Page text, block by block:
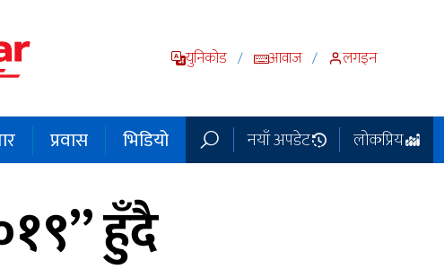
युनिकोड / आवाज / लगइन
प्रवास भिडियो नयाँ अपडेट लोकप्रिय
हुँदै